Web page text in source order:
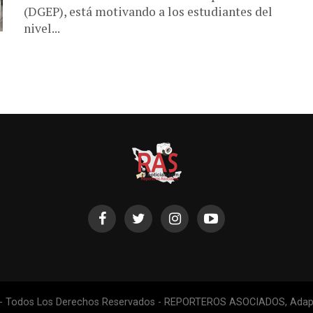
(DGEP), está motivando a los estudiantes del
nivel...
Los Derechos Reservados - REPORTEROS ASOCIADOS,